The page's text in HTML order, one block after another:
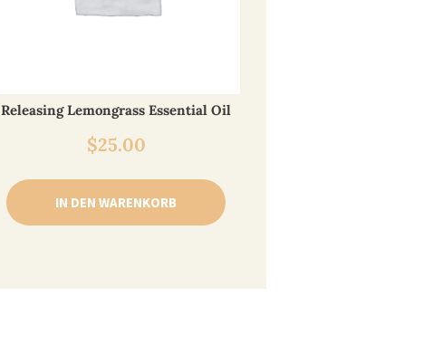
Releasing Lemongrass Essential Oil
$25.00
IN DEN WARENKORB